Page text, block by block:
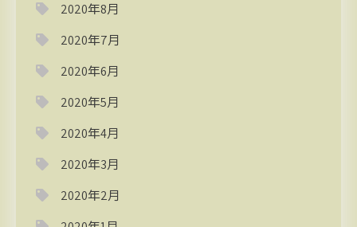
2020年8月
2020年7月
2020年6月
2020年5月
2020年4月
2020年3月
2020年2月